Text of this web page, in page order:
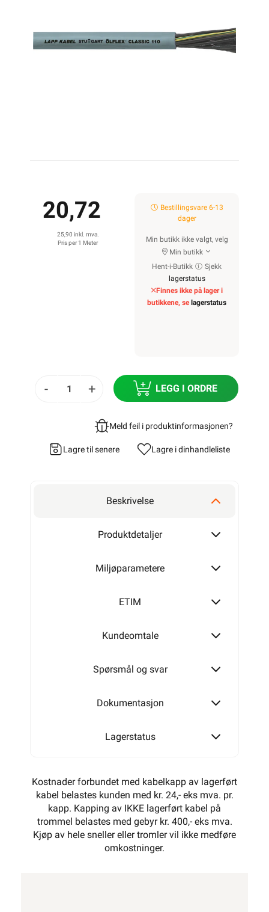
20,72
25,90 inkl. mva.
Pris per 1 Meter
Bestillingsvare 6-13
dager
Min butikk ikke valgt, velg
Min butikk
Hent-i-Butikk
Sjekk
lagerstatus
Finnes ikke på lager i
butikkene, se lagerstatus
- + LEGG I ORDRE
Meld feil i produktinformasjonen?
Lagre til senere Lagre i dinhandleliste
Beskrivelse
Produktdetaljer
Miljøparametere
ETIM
Kundeomtale
Spørsmål og svar
Dokumentasjon
Lagerstatus
Kostnader forbundet med kabelkapp av lagerført
kabel belastes kunden med kr. 24,- eks mva. pr.
kapp. Kapping av IKKE lagerført kabel på
trommel belastes med gebyr kr. 400,- eks mva.
Kjøp av hele sneller eller tromler vil ikke medføre
omkostninger.